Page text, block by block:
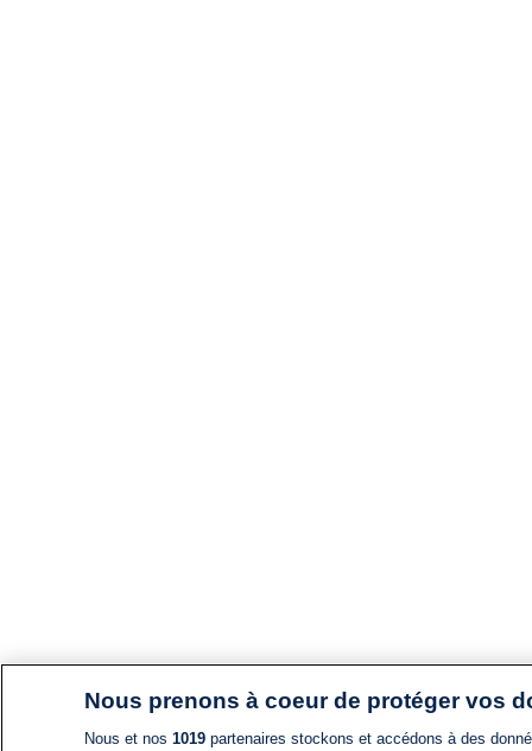
Nous prenons à coeur de protéger vos
Nous et nos 1019partenaires stockons et accédons à des